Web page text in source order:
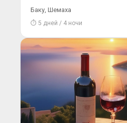
Баку, Шемаха
⏱ 5 дней / 4 ночи